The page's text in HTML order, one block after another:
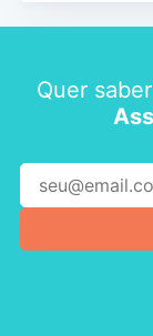
Quer